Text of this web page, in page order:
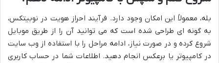
بله، معمولاً این امکان وجود دارد. فرآیند احراز هویت در نوبیتکس،
به گونه ای طراحی شده است که می توانید آن را از طریق موبایل
شروع کرده و در صورت نیاز، ادامه مراحل را با استفاده از وب سایت
در کامپیوتر یا برعکس انجام دهید. اطلاعات شما در حساب کاربری